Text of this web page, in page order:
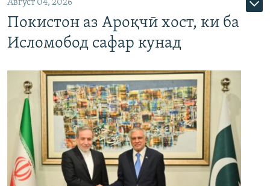
Август 04, 2026
Покистон аз Ароқчӣ хост, ки ба
Исломобод сафар кунад